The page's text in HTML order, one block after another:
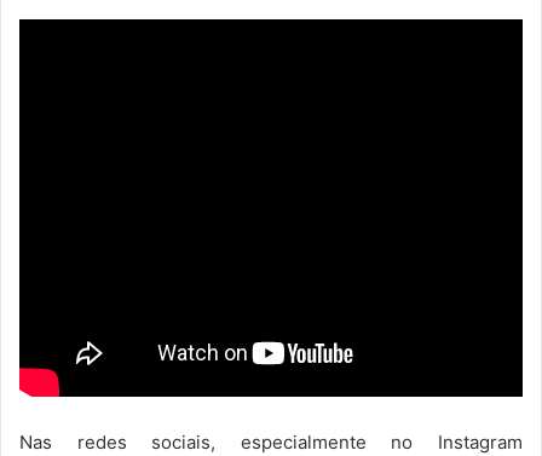
Nas redes sociais, especialmente no Instagram